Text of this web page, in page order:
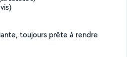
toujours prête à rendre